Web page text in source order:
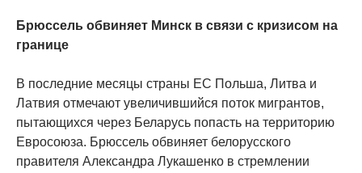
Брюссель обвиняет Минск в связи с кризисом на
границе
В последние месяцы страны ЕС Польша, Литва и
Латвия отмечают увеличившийся поток мигрантов,
пытающихся через Беларусь попасть на территорию
Евросоюза. Брюссель обвиняет белорусского
правителя Александра Лукашенко в стремлении